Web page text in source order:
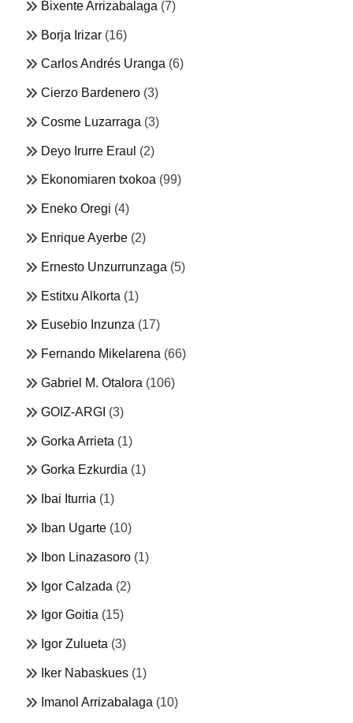
Bixente Arrizabalaga (7)
Borja Irizar (16)
Carlos Andrés Uranga (6)
Cierzo Bardenero (3)
Cosme Luzarraga (3)
Deyo Irurre Eraul (2)
Ekonomiaren txokoa (99)
Eneko Oregi (4)
Enrique Ayerbe (2)
Ernesto Unzurrunzaga (5)
Estitxu Alkorta (1)
Eusebio Inzunza (17)
Fernando Mikelarena (66)
Gabriel M. Otalora (106)
GOIZ-ARGI (3)
Gorka Arrieta (1)
Gorka Ezkurdia (1)
Ibai Iturria (1)
Iban Ugarte (10)
Ibon Linazasoro (1)
Igor Calzada (2)
Igor Goitia (15)
Igor Zulueta (3)
Iker Nabaskues (1)
Imanol Arrizabalaga (10)